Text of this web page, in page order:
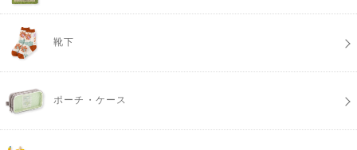
靴下
ポーチ・ケース